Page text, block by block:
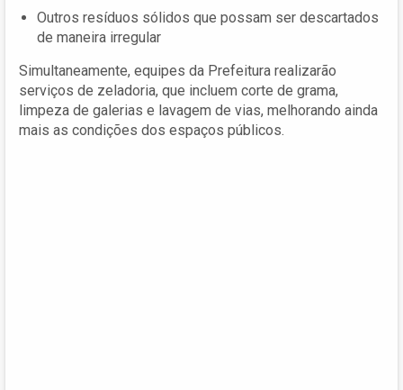
Outros resíduos sólidos que possam ser descartados
de maneira irregular
Simultaneamente, equipes da Prefeitura realizarão
serviços de zeladoria, que incluem corte de grama,
limpeza de galerias e lavagem de vias, melhorando ainda
mais as condições dos espaços públicos.